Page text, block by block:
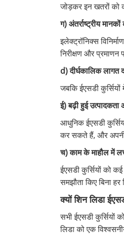
जोड़कर इन खतरों को
ग) अंतर्राष्ट्रीय
इलेक्ट्रॉनिक्स
निरीक्षण और
d) दीर्घकालिक लागत
जबकि ईएसडी
ई) बढ़ी हुई
आधुनिक ईएसडी
कर सकते हैं, और अपनी
च) काम के माहौल में
ईएसडी कुर्सियों को
समझौता किए बिना
क्यों शिन लिडा
सभी ईएसडी कुर्सियों
लिडा को एक